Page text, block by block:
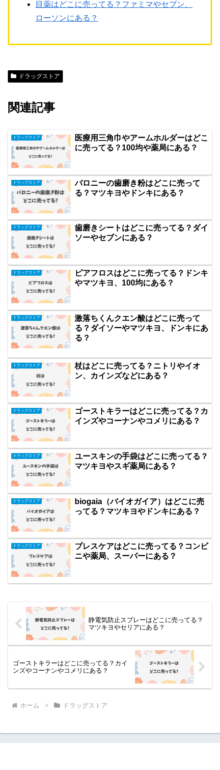
目薬はどこに売ってる？ファミマやセブン、
ローソンにある？
ドラッグストア
関連記事
ドラッグストア
医療用三角巾やアームホルダーはどこ
に売ってる？100均や薬局にある？
ドラッグストア
バロニーの歯磨き粉はどこに売って
る？マツキヨやドンキにある？
ドラッグストア
歯磨きシートはどこに売ってる？ダイ
ソーやセブンにある？
ドラッグストア
ピアフロスはどこに売ってる？ドンキ
やマツキヨ、100均にある？
ドラッグストア
激落ちくんクエン酸はどこに売って
る？ダイソーやマツキヨ、ドンキにあ
る？
ドラッグストア
杖はどこに売ってる？ニトリやイオ
ン、カインズなどにある？
ドラッグストア
ゴーストキラーはどこに売ってる？カ
インズやコーナンやコメリにある？
ドラッグストア
ユースキンの手袋はどこに売ってる？
マツキヨやスギ薬局にある？
ドラッグストア
biogaia（バイオガイア）はどこに売
ってる？マツキヨやドンキにある？
ドラッグストア
ブレスケアはどこに売ってる？コンビ
ニや薬局、スーパーにある？
静電気防止スプレーはどこに売ってる？
マツキヨやセリアにある？
ゴーストキラーはどこに売ってる？カイ
ンズやコーナンやコメリにある？
ホーム ドラッグストア